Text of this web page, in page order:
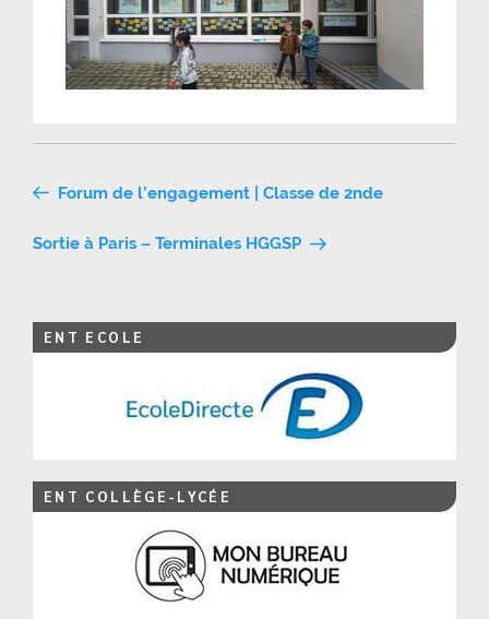
Navigation
de
Forum de l’engagement | Classe de 2nde
Sortie à Paris – Terminales HGGSP
ENT ECOLE
ENT COLLÈGE-LYCÉE